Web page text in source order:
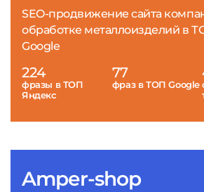
Amper-shop
SEO-продвижение сайта
обработке металлоизделий в
Google
224
фразы в ТОП
Яндекс
77
фраз в ТОП Google